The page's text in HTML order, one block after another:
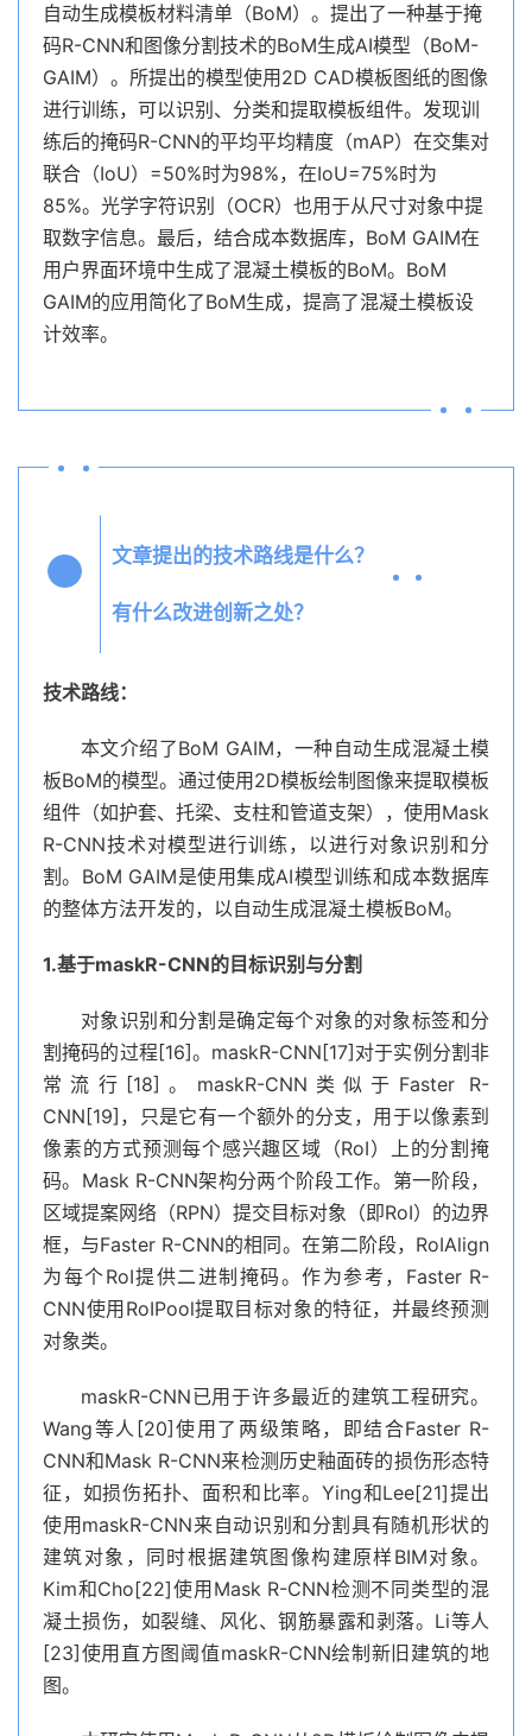
自动生成模板材料清单（BoM）。提出了一种基于掩
码R-CNN和图像分割技术的BoM生成AI模型（BoM-
GAIM）。所提出的模型使用2D CAD模板图纸的图像
进行训练，可以识别、分类和提取模板组件。发现训
练后的掩码R-CNN的平均平均精度（mAP）在交集对
联合（IoU）=50%时为98%，在IoU=75%时为
85%。光学字符识别（OCR）也用于从尺寸对象中提
取数字信息。最后，结合成本数据库，BoM GAIM在
用户界面环境中生成了混凝土模板的BoM。BoM
GAIM的应用简化了BoM生成，提高了混凝土模板设
计效率。
Q3
文章提出的技术路线是什么？
有什么改进创新之处？
技术路线：
本文介绍了BoM GAIM，一种自动生成混凝土模
板BoM的模型。通过使用2D模板绘制图像来提取模板
组件（如护套、托梁、支柱和管道支架），使用Mask
R-CNN技术对模型进行训练，以进行对象识别和分
割。BoM GAIM是使用集成AI模型训练和成本数据库
的整体方法开发的，以自动生成混凝土模板BoM。
1.基于maskR-CNN的目标识别与分割
对象识别和分割是确定每个对象的对象标签和分
割掩码的过程[16]。maskR-CNN[17]对于实例分割非
常流行[18]。maskR-CNN类似于Faster R-
CNN[19]，只是它有一个额外的分支，用于以像素到
像素的方式预测每个感兴趣区域（RoI）上的分割掩
码。Mask R-CNN架构分两个阶段工作。第一阶段，
区域提案网络（RPN）提交目标对象（即RoI）的边界
框，与Faster R-CNN的相同。在第二阶段，RoIAlign
为每个RoI提供二进制掩码。作为参考，Faster R-
CNN使用RoIPool提取目标对象的特征，并最终预测
对象类。
maskR-CNN已用于许多最近的建筑工程研究。
Wang等人[20]使用了两级策略，即结合Faster R-
CNN和Mask R-CNN来检测历史釉面砖的损伤形态特
征，如损伤拓扑、面积和比率。Ying和Lee[21]提出
使用maskR-CNN来自动识别和分割具有随机形状的
建筑对象，同时根据建筑图像构建原样BIM对象。
Kim和Cho[22]使用Mask R-CNN检测不同类型的混
凝土损伤，如裂缝、风化、钢筋暴露和剥落。Li等人
[23]使用直方图阈值maskR-CNN绘制新旧建筑的地
图。